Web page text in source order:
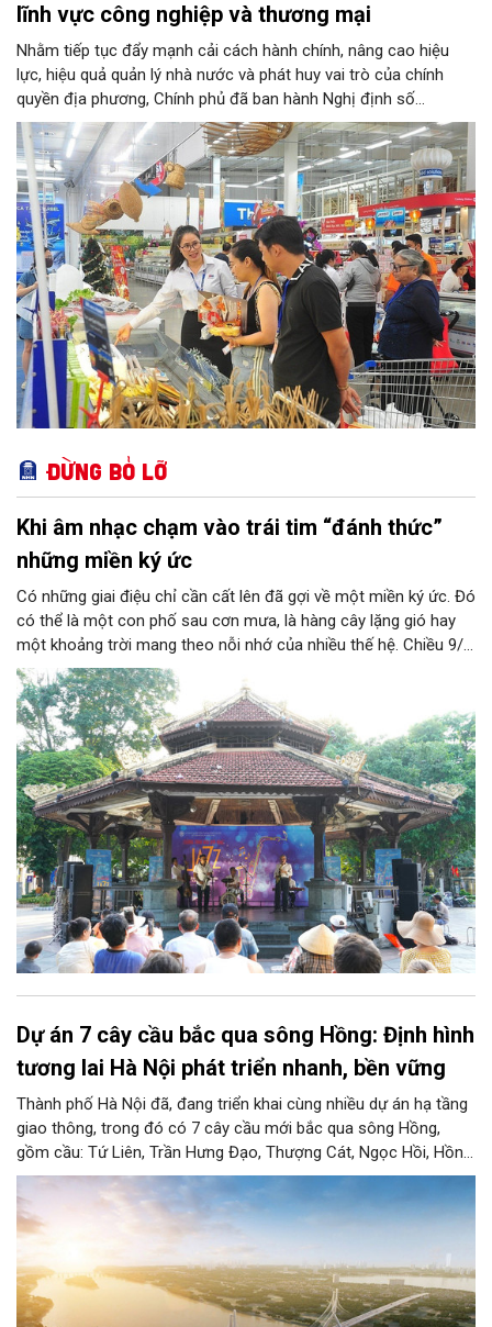
lĩnh vực công nghiệp và thương mại
Nhằm tiếp tục đẩy mạnh cải cách hành chính, nâng cao hiệu
lực, hiệu quả quản lý nhà nước và phát huy vai trò của chính
quyền địa phương, Chính phủ đã ban hành Nghị định số
146/2025/NĐ-CP ngày 12/6/2025 quy định về phân quyền, phân
cấp trong lĩnh vực công nghiệp và thương mại. Trong đó, lĩnh
vực bảo vệ quyền lợi người tiêu dùng có nhiều nội dung quan
trọng được phân cấp cho địa phương, góp phần đưa hoạt động
hỗ trợ người tiêu dùng đến gần người dân hơn.
Đừng bỏ lỡ
Khi âm nhạc chạm vào trái tim “đánh thức”
những miền ký ức
Có những giai điệu chỉ cần cất lên đã gợi về một miền ký ức. Đó
có thể là một con phố sau cơn mưa, là hàng cây lặng gió hay
một khoảng trời mang theo nỗi nhớ của nhiều thế hệ. Chiều 9/8,
tại Nhà Bát Giác - Vườn hoa Lý Thái Tổ, chương trình “Âm nhạc
cuối tuần” sẽ mở ra một không gian như thế, nơi mỗi tác phẩm
trở thành một lát cắt tinh tế về vẻ đẹp của con người và đời
sống.
Dự án 7 cây cầu bắc qua sông Hồng: Định hình
tương lai Hà Nội phát triển nhanh, bền vững
Thành phố Hà Nội đã, đang triển khai cùng nhiều dự án hạ tầng
giao thông, trong đó có 7 cây cầu mới bắc qua sông Hồng,
gồm cầu: Tứ Liên, Trần Hưng Đạo, Thượng Cát, Ngọc Hồi, Hồng
Hà, Mễ Sở và Vân Phúc. 7 cây cầu này vừa giải bài toán hạ tầng
giao thông Thủ đô, vừa thể hiện tầm nhìn chiến lược và cuộc
cách mạng không gian để định hình tương lai phát triển bền
vững Thủ đô trong kỷ nguyên mới.